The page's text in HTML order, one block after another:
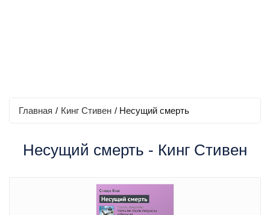
Главная / Кинг Стивен / Несущий смерть
Несущий смерть - Кинг Стивен